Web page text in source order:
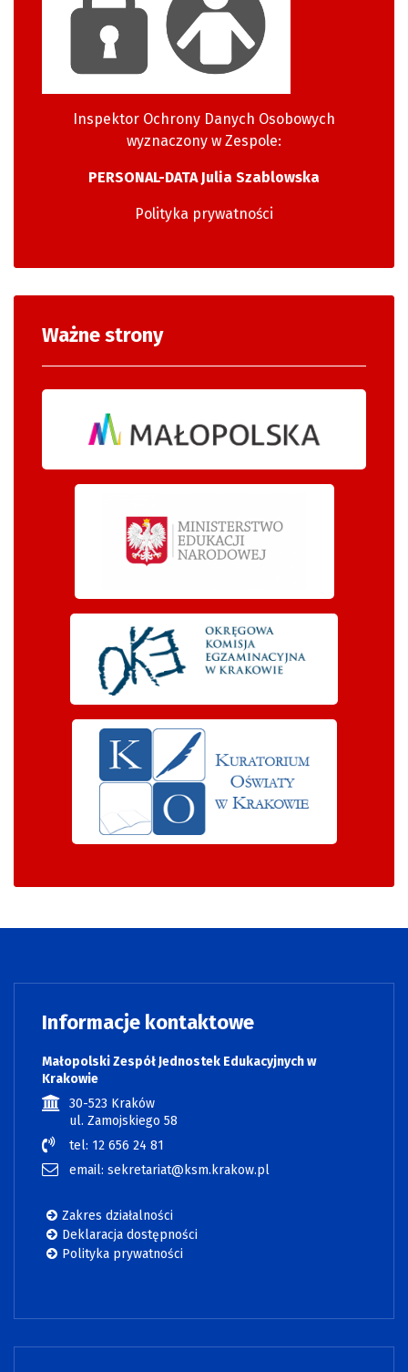
Inspektor Ochrony Danych Osobowych
wyznaczony w Zespole:
PERSONAL-DATA Julia Szablowska
Polityka prywatności
Ważne strony
Informacje kontaktowe
Małopolski Zespół Jednostek Edukacyjnych w
Krakowie
30-523 Kraków
ul. Zamojskiego 58
tel: 12 656 24 81
email: sekretariat@ksm.krakow.pl
Zakres działalności
Deklaracja dostępności
Polityka prywatności